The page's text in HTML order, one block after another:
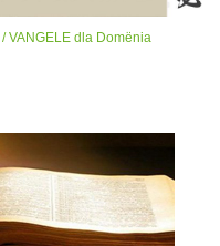
/ VANGELE dla Domënia